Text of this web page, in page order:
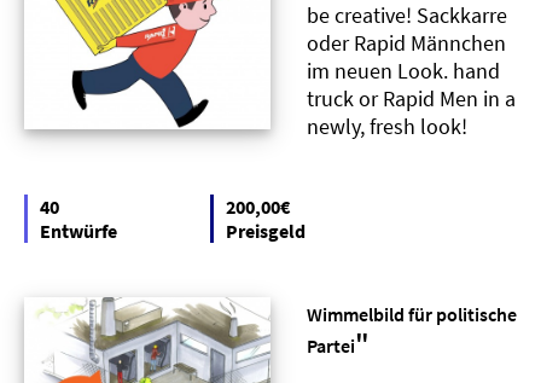
be creative! Sackkarre
oder Rapid Männchen
im neuen Look. hand
truck or Rapid Men in a
newly, fresh look!
40
Entwürfe
200,00€
Preisgeld
Wimmelbild für politische
Partei"